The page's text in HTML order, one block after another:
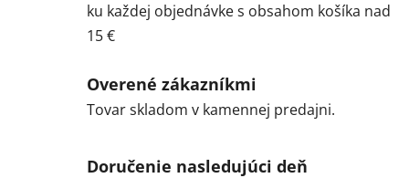
ku každej objednávke s obsahom košíka nad
15 €
Overené zákazníkmi
Tovar skladom v kamennej predajni.
Doručenie nasledujúci deň